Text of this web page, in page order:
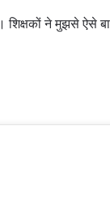
शिक्षकों ने मुझसे ऐसे
ourPrivacy